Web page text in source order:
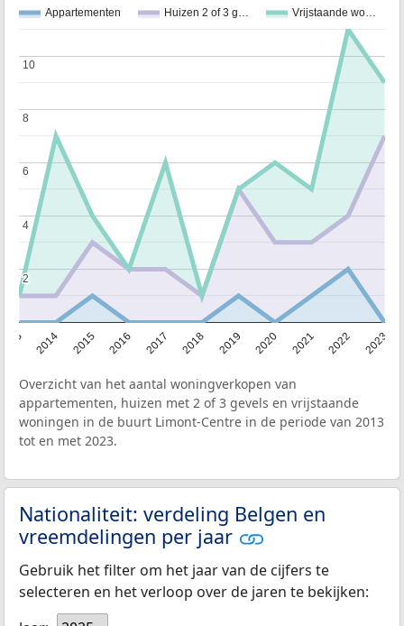
Appartementen Huizen 2 of 3 g… Vrijstaande wo…
2014 2015 2016 2017 2018 2019 2020 2021 2022 2023
2
2
4
4
6
6
8
8
10
10
Overzicht van het aantal woningverkopen van
appartementen, huizen met 2 of 3 gevels en vrijstaande
woningen in de buurt Limont-Centre in de periode van 2013
tot en met 2023.
Nationaliteit: verdeling Belgen en
vreemdelingen per jaar
Gebruik het filter om het jaar van de cijfers te
selecteren en het verloop over de jaren te bekijken: